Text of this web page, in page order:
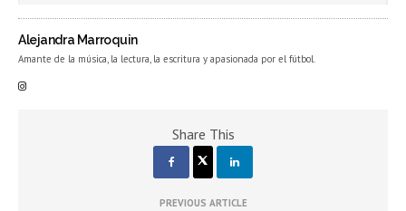
Alejandra Marroquin
Amante de la música, la lectura, la escritura y apasionada por el fútbol.
Share This
PREVIOUS ARTICLE